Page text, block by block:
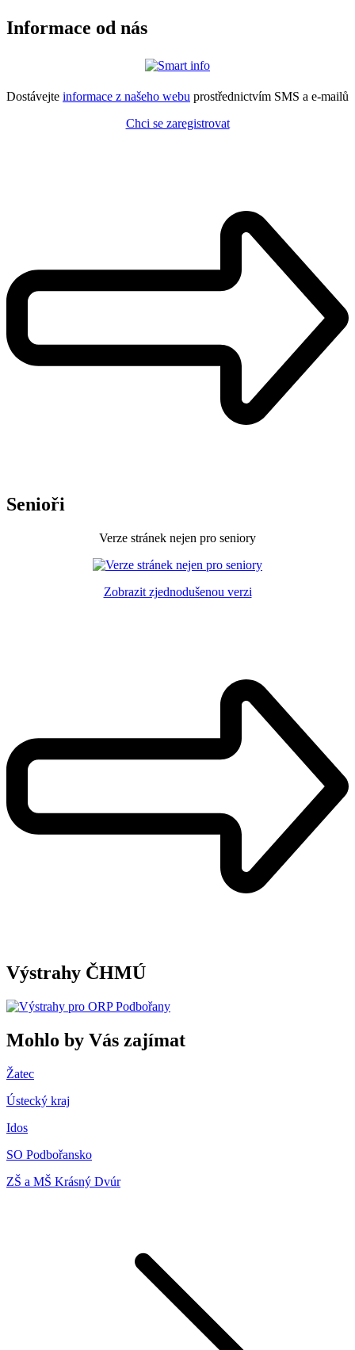
Informace od nás
Dostávejte informace z našeho webu prostřednictvím SMS a e-mailů
Chci se zaregistrovat
Senioři
Verze stránek nejen pro seniory
Zobrazit zjednodušenou verzi
Výstrahy ČHMÚ
Mohlo by Vás zajímat
Žatec
Ústecký kraj
Idos
SO Podbořansko
ZŠ a MŠ Krásný Dvúr